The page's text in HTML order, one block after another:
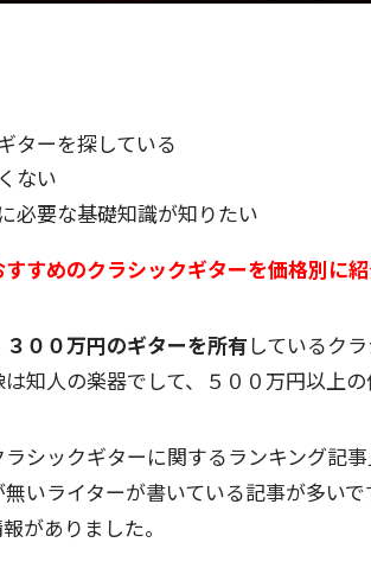
ターを探している
ない
必要な基礎知識が知りたい
すめのクラシックギターを価格別に
００万円のギターを所有 しているク
知人の楽器でして、５００万円以上の
シックギターに関するランキング記事
いライターが書いている記事が多いで
がありました。